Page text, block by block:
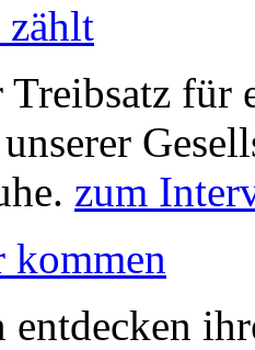
für
zum
entdecken